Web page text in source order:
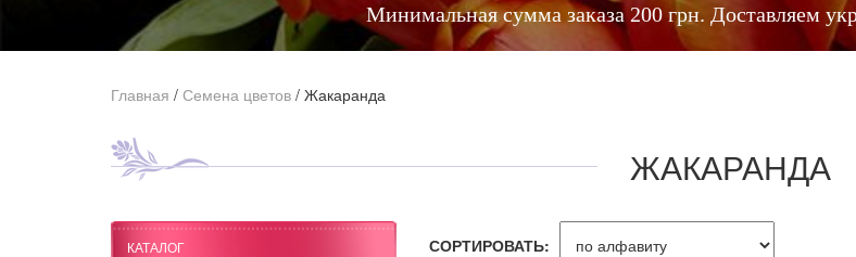
Минимальная сумма заказа 200 грн. Доставляем
Главная / Семена цветов / Жакаранда
ЖАКАРАНДА
КАТАЛОГ СОРТИРОВАТЬ: